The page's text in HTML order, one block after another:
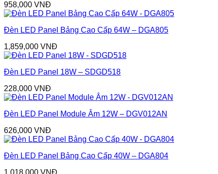
958,000 VNĐ
Đèn LED Panel Bảng Cao Cấp 64W – DGA805
1,859,000 VNĐ
Đèn LED Panel 18W – SDGD518
228,000 VNĐ
Đèn LED Panel Module Âm 12W – DGV012AN
626,000 VNĐ
Đèn LED Panel Bảng Cao Cấp 40W – DGA804
1,018,000 VNĐ